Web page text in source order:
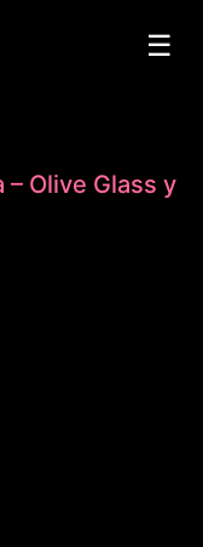
☰
Olive Glass y